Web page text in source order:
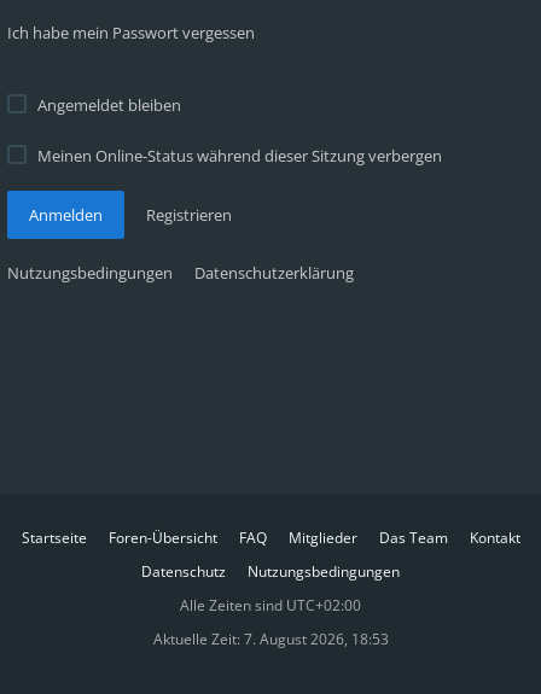
Ich habe mein Passwort vergessen
Angemeldet bleiben
Meinen Online-Status während dieser Sitzung verbergen
Anmelden Registrieren
Nutzungsbedingungen Datenschutzerklärung
Startseite Foren-Übersicht FAQ Mitglieder Das Team
Kontakt
Datenschutz
Nutzungsbedingungen
Alle Zeiten sind UTC+02:00
Aktuelle Zeit: 7. August 2026, 18:53